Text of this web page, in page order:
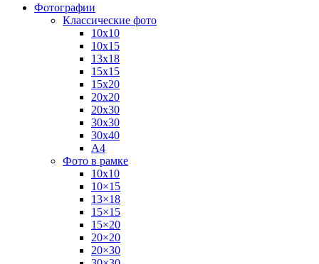
Фотографии
Классические фото
10х10
10х15
13х18
15х15
15х20
20х20
20х30
30х30
30х40
А4
Фото в рамке
10х10
10×15
13×18
15×15
15×20
20×20
20×30